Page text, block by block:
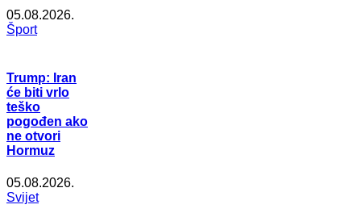
05.08.2026.
Šport
Trump: Iran
će biti vrlo
teško
pogođen ako
ne otvori
Hormuz
05.08.2026.
Svijet